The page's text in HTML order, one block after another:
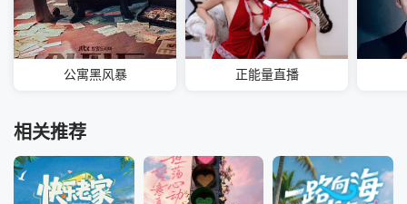
公寓黑风暴 正能量直播
相关推荐